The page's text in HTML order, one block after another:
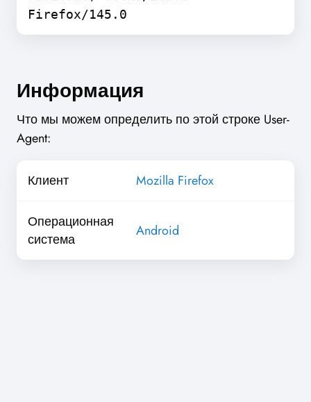
Firefox/145.0
Информация
Что мы можем определить по этой строке User-
Agent:
Клиент Mozilla Firefox
Операционная
система
Android